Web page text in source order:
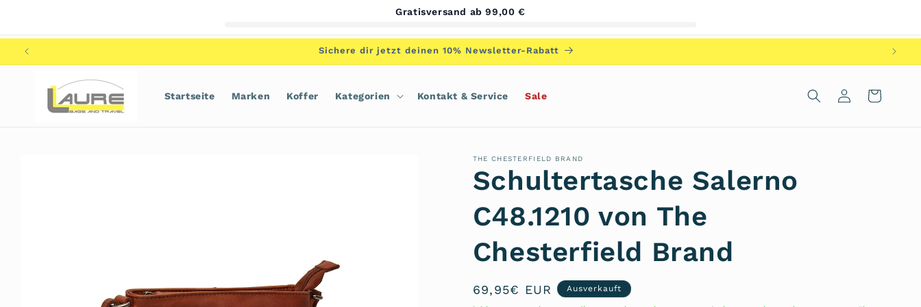
Sichere dir jetzt deinen 10% Newsletter-Rabatt
Startseite Marken Koffer Kategorien Kontakt & Service Sale EinloggenWarenkorb
THE CHESTERFIELD BRAND
Schultertasche Salerno
C48.1210 von The
Chesterfield Brand
Normaler
69,95€ EUR Ausverkauft
Gratisversand ab 99,00 €